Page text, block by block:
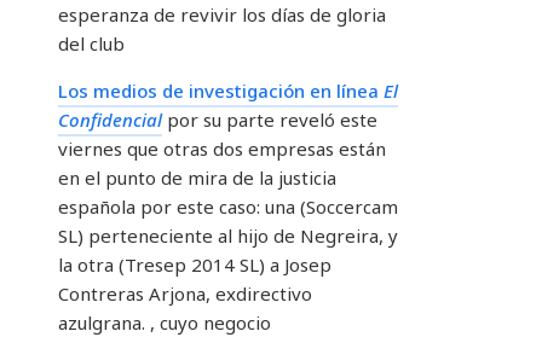
esperanza de revivir los días de gloria
del club
Los medios de investigación en línea El
Confidencialpor su parte reveló este
viernes que otras dos empresas están
en el punto de mira de la justicia
española por este caso: una (Soccercam
SL) perteneciente al hijo de Negreira, y
la otra (Tresep 2014 SL) a Josep
Contreras Arjona, exdirectivo
azulgrana. , cuyo negocio